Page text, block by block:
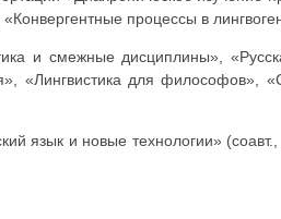
«Конвергентные процессы в
и смежные дисциплины»,
«Лингвистика для философов»,
язык и новые технологии»